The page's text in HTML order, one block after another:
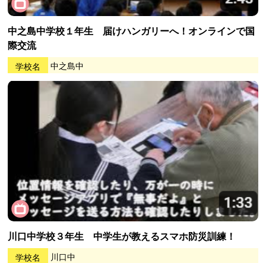
中之島中学校１年生 届けハンガリーへ！オンラインで国
際交流
学校名 中之島中
川口中学校３年生 中学生が教えるスマホ防災訓練！
学校名 川口中